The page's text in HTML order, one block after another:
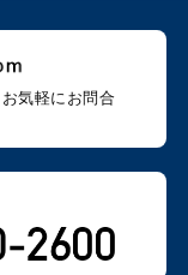
お気軽にお問合